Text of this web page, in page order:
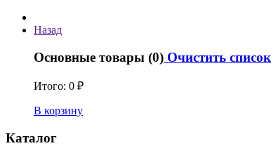
Назад
Основные товары (0) Очистить список
Итого: 0 ₽
В корзину
Каталог